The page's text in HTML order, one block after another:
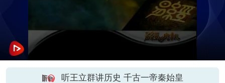
听王立群讲历史 千古一帝秦始皇